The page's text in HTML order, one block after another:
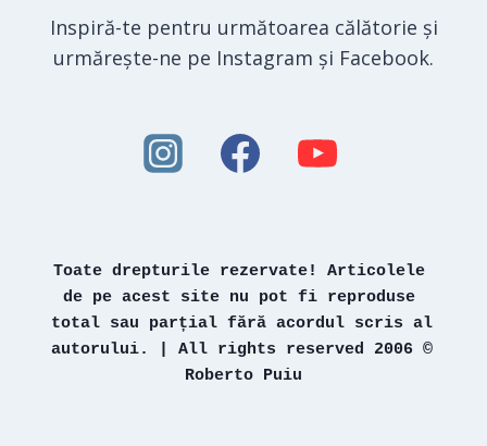
Inspiră-te pentru următoarea călătorie și
urmărește-ne pe Instagram și Facebook.
Toate drepturile rezervate! Articolele
de pe acest site nu pot fi reproduse
total sau parțial fără acordul scris al
autorului. | All rights reserved 2006 ©
Roberto Puiu